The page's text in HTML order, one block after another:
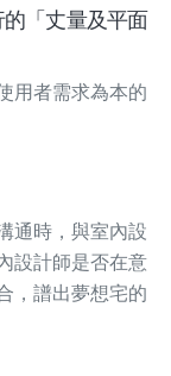
「丈量及平面
用者需求為本的
通時，與室內設
設計師是否在意
，譜出夢想宅的